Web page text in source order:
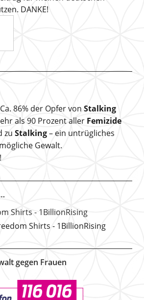
DANKE!
86% der Opfer von Stalking
als 90 Prozent aller Femizide
zu Stalking– ein untrügliches
Gewalt.
Shirts - 1BillionRising
gegen Frauen